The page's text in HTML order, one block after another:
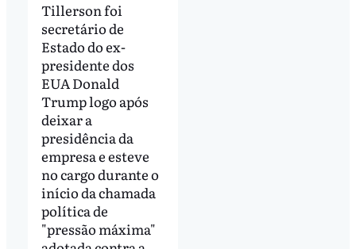
Tillerson foi
secretário de
Estado do ex-
presidente dos
EUA Donald
Trump logo após
deixar a
presidência da
empresa e esteve
no cargo durante o
início da chamada
política de
"pressão máxima"